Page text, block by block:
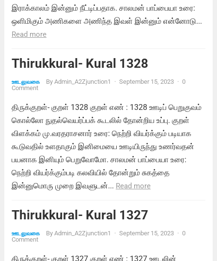
இராக்காலம் இன்னும் நீட்டிப்பதாக. சாலமன் பாப்பையா உரை:
ஒளிமிகும் அணிகளை அணிந்த இவள் இன்னும் என்னோடு...
Read more
Thirukkural- Kural 1328
ஊடலுவகை By Admin_A2Zjunction1 · September 15, 2023 · 0
Comment
திருக்குறள்- குறள் 1328 குறள் எண் : 1328 ஊடிப் பெறுகுவம்
கொல்லோ நுதல்வெயர்ப்பக் கூடலில் தோன்றிய உப்பு. குறள்
விளக்கம் மு.வரதராசனார் உரை: நெற்றி வியர்க்கும் படியாக
கூடுவதில் உளதாகும் இனிமையை ஊடியிருந்து உணர்வதன்
பயனாக இனியும் பெறுவோமோ. சாலமன் பாப்பையா உரை:
நெற்றி வியர்க்கும்படி கலவியில் தோன்றும் சுகத்தை
இன்னுமொரு முறை இவளுடன்... Read more
Thirukkural- Kural 1327
ஊடலுவகை By Admin_A2Zjunction1 · September 15, 2023 · 0
Comment
திருக்குறள்- குறள் 1327 குறள் எண் : 1327 ஊடலின்